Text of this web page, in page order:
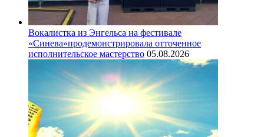
Вокалистка из Энгельса на фестивале
«Синева»продемонстрировала отточенное
исполнительское мастерство 05.08.2026